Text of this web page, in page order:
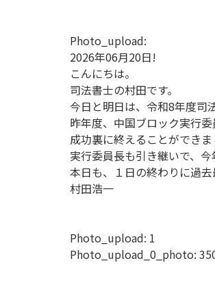
Photo_upload:
2026年06月20日!
こんにちは。
司法書士の村田です。
今日と明日は、令和8年度司
昨年度、中国ブロック実行
成功裏に終えることができま
実行委員長も引き継いで、今
本日も、１日の終わりに過去
村田浩一
Photo_upload: 1
Photo_upload_0_photo: